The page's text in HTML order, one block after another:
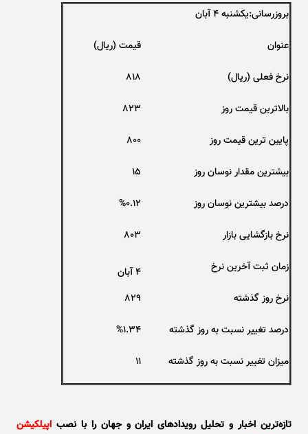
بروزرسانی:یکشنبه ۴ آبان
عنوان قیمت (ریال)
نرخ فعلی (ریال) 818
بالاترین قیمت روز 823
پایین ترین قیمت روز 800
بیشترین مقدار نوسان روز 15
درصد بیشترین نوسان روز %0.12
نرخ بازگشایی بازار 803
زمان ثبت آخرین نرخ
۴ آبان
نرخ روز گذشته
829
درصد تغییر نسبت به روز گذشته %1.34
میزان تغییر نسبت به روز گذشته 11
تازه‌ترین اخبار و تحلیل‌ رویدادهای ایران و جهان را با نصب اپیلکیشن